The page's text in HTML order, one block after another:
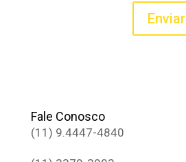
Fale Conosco
(11) 9.4447-4840